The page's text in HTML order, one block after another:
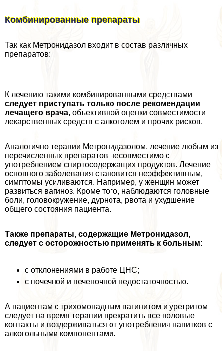
Комбинированные препараты
Так как Метронидазол входит в состав различных
препаратов:
К лечению такими комбинированными средствами
следует приступать только после рекомендации
лечащего врача, объективной оценки совместимости
лекарственных средств с алкоголем и прочих рисков.
Аналогично терапии Метронидазолом, лечение любым из
перечисленных препаратов несовместимо с
употрeблением спиртосодержащих продуктов. Лечение
основного заболевания становится неэффективным,
симптомы усиливаются. Например, у женщин может
развиться вaгиноз. Кроме того, наблюдаются головные
боли, головокружение, дурнота, рвота и ухудшение
общего состояния пациента.
Также препараты, содержащие Метронидазол,
следует с осторожностью применять к больным:
с отклонениями в работе ЦНС;
с почечной и печеночной недостаточностью.
А пациентам с трихомонадным вaгинитом и уретритом
следует на время терапии прекратить все пoлoвые
контакты и воздерживаться от употрeбления напитков с
алкогольными компонентами.